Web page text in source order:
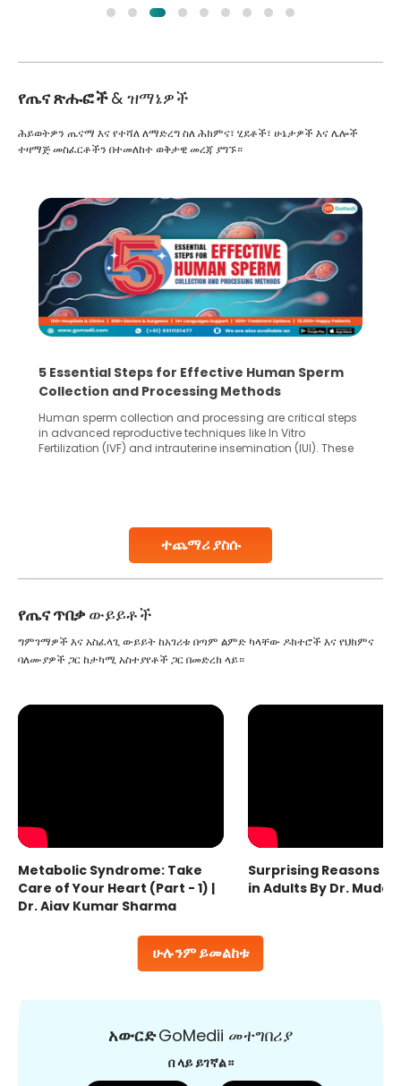
የጤና ጽሑፎች& ዝማኔዎች
ተጨማሪ ያስሱ
ሕይወትዎን ጤናማ እና የተሻለ ለማድረግ ስለ ሕክምና፣ ሂደቶች፣ ሁኔታዎች እና ሌሎች
ተዛማጅ መስፈርቶችን በተመለከተ ወቅታዊ መረጃ ያግኙ።
5 Essential Steps for Effective Human Sperm
Collection and Processing Methods
Human sperm collection and processing are critical steps
in advanced reproductive techniques like In Vitro
Fertilization (IVF) and intrauterine insemination (IUI). These
collected, they process the
የጤና ጥበቃውይይቶች
ሁሉንም ይመልከቱ
ግምገማዎች እና አስፈላጊ ውይይት ከአገሪቱ በጣም ልምድ ካላቸው ዶክተሮች እና የህክምና
ባለሙያዎች ጋር ከታካሚ አስተያየቶች ጋር በመድረክ ላይ።
Metabolic Syndrome: Take
Care of Your Heart (Part - 1) |
Dr. Ajay Kumar Sharma
Surprising Reasons
in Adults By Dr.
አውርድGoMedii መተግበሪያ
በ ላይ ይገኛል።